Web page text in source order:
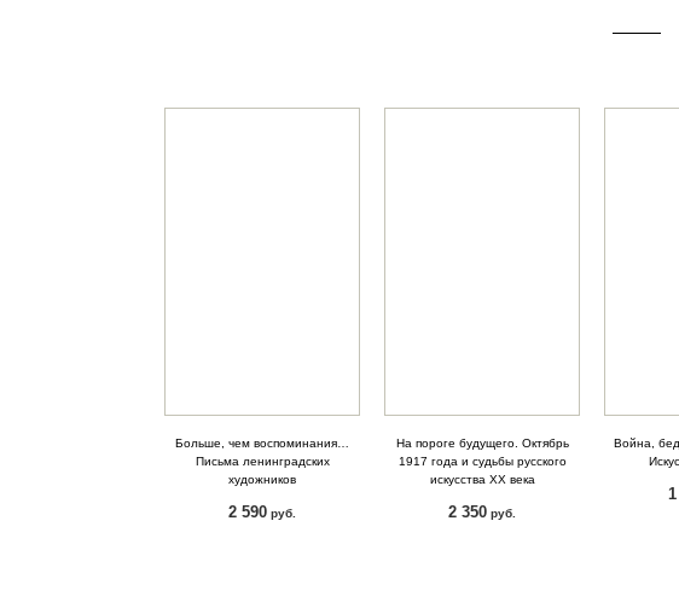
Больше, чем воспоминания…
Письма ленинградских
художников
2 590 руб.
На пороге будущего. Октябрь
1917 года и судьбы русского
искусства ХХ века
2 350 руб.
Война,